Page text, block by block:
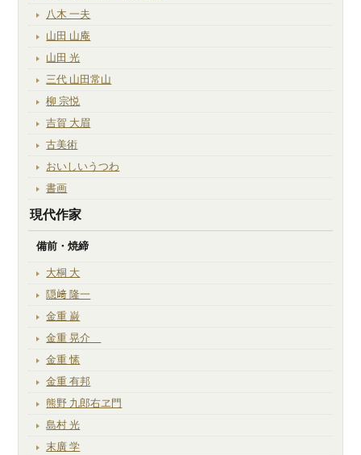
八木 一夫
山田 山庵
山田 光
三代 山田常山
柳 宗悦
吉賀 大眉
古美術
おいしいうつわ
書画
現代作家
備前・焼締
大桐 大
隠﨑 隆一
金重 巌
金重 晃介
金重 愫
金重 有邦
熊野 九郎右ヱ門
島村 光
末廣 学